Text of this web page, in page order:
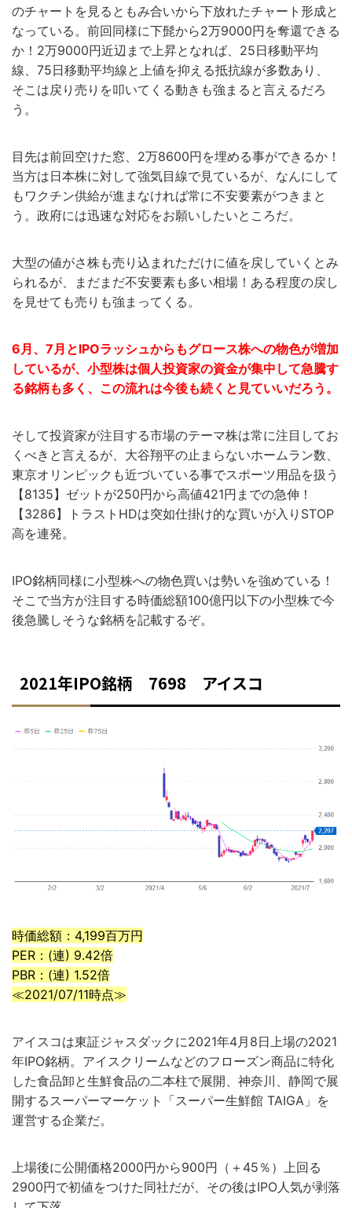
のチャートを見るともみ合いから下放れたチャート形成と
なっている。前回同様に下髭から2万9000円を奪還できる
か！2万9000円近辺まで上昇となれば、25日移動平均
線、75日移動平均線と上値を抑える抵抗線が多数あり、
そこは戻り売りを叩いてくる動きも強まると言えるだろ
う。
目先は前回空けた窓、2万8600円を埋める事ができるか！
当方は日本株に対して強気目線で見ているが、なんにして
もワクチン供給が進まなければ常に不安要素がつきまと
う。政府には迅速な対応をお願いしたいところだ。
大型の値がさ株も売り込まれただけに値を戻していくとみ
られるが、まだまだ不安要素も多い相場！ある程度の戻し
を見せても売りも強まってくる。
6月、7月とIPOラッシュからもグロース株への物色が増加
しているが、小型株は個人投資家の資金が集中して急騰す
る銘柄も多く、この流れは今後も続くと見ていいだろう。
そして投資家が注目する市場のテーマ株は常に注目してお
くべきと言えるが、大谷翔平の止まらないホームラン数、
東京オリンピックも近づいている事でスポーツ用品を扱う
【8135】ゼットが250円から高値421円までの急伸！
【3286】トラストHDは突如仕掛け的な買いが入りSTOP
高を連発。
IPO銘柄同様に小型株への物色買いは勢いを強めている！
そこで当方が注目する時価総額100億円以下の小型株で今
後急騰しそうな銘柄を記載するぞ。
2021年IPO銘柄 7698 アイスコ
時価総額：4,199百万円
PER：(連) 9.42倍
PBR：(連) 1.52倍
≪2021/07/11時点≫
アイスコは東証ジャスダックに2021年4月8日上場の2021
年IPO銘柄。アイスクリームなどのフローズン商品に特化
した食品卸と生鮮食品の二本柱で展開、神奈川、静岡で展
開するスーパーマーケット「スーパー生鮮館 TAIGA」を
運営する企業だ。
上場後に公開価格2000円から900円（＋45％）上回る
2900円で初値をつけた同社だが、その後はIPO人気が剥落